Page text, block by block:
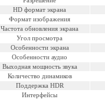
HD формат экрана
Формат изображения
Частота обновления экрана
Угол просмотра
Особенности экрана
Особенности аудио
Выходная мощность звука
Количество динамиков
Поддержка HDR
Интерфейсы